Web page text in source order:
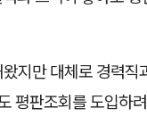
지만 대체로 경력
평판조회를 도입하